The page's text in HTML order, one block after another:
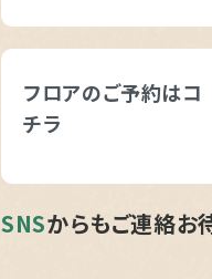
フロアのご予約はコ
チラ
SNSからもご連絡お